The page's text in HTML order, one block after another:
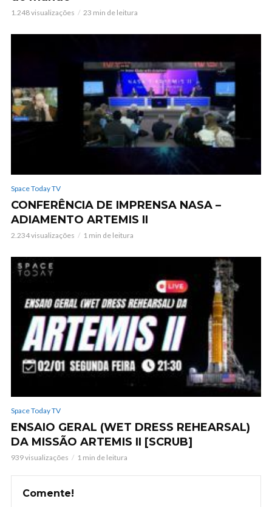
1.248 visualizações 23 min de leitura
Space Today TV
CONFERÊNCIA DE IMPRENSA NASA –
ADIAMENTO ARTEMIS II
2.234 visualizações 1 min de leitura
Space Today TV
ENSAIO GERAL (WET DRESS REHEARSAL)
DA MISSÃO ARTEMIS II [SCRUB]
939 visualizações 1 min de leitura
Comente!